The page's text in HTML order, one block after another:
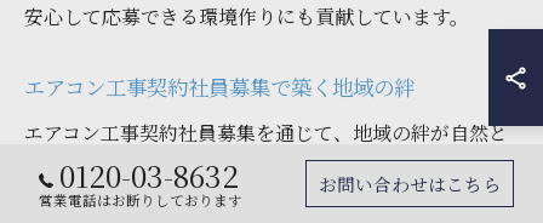
安心して応募できる環境作りにも貢献しています。
エアコン工事契約社員募集で築く地域の絆
エアコン工事契約社員募集を通じて、地域の絆が自然と
築かれていきます。仕事を通じて地域住民と接し、信頼
関係を深めることで、単なる労働関係を超えた繋がりが
0120-03-8632
営業電話はお断りしております
お問い合わせはこちら